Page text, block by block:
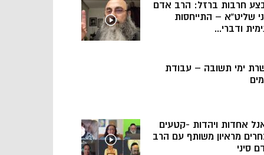
חרבות ברזל: הרב אדם
שליט”א – התייחסות
ודברי...
ימי תשובה – עבודת
אחדות ויהדות -קטעים
מראיון משותף עם הרב
סיני